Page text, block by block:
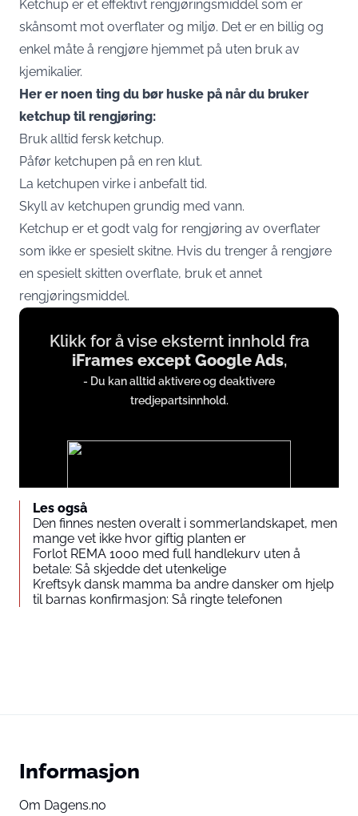
Ketchup er et effektivt rengjøringsmiddel som er
skånsomt mot overflater og miljø. Det er en billig og
enkel måte å rengjøre hjemmet på uten bruk av
kjemikalier.
Her er noen ting du bør huske på når du bruker
ketchup til rengjøring:
Bruk alltid fersk ketchup.
Påfør ketchupen på en ren klut.
La ketchupen virke i anbefalt tid.
Skyll av ketchupen grundig med vann.
Ketchup er et godt valg for rengjøring av overflater
som ikke er spesielt skitne. Hvis du trenger å rengjøre
en spesielt skitten overflate, bruk et annet
rengjøringsmiddel.
Display
contentKlikk for å vise eksternt innhold fra
iFrames except Google Ads,
- Du kan alltid aktivere og deaktivere
tredjepartsinnhold.
Du godtar å vise eksternt tredjepartsinnhold. Personopplysninger
kan bli sendt til leverandøren av innholdet og andre
tredjepartstjenester.
Les også
Den finnes nesten overalt i sommerlandskapet, men
mange vet ikke hvor giftig planten er
Forlot REMA 1000 med full handlekurv uten å
betale: Så skjedde det utenkelige
Kreftsyk dansk mamma ba andre dansker om hjelp
til barnas konfirmasjon: Så ringte telefonen
Informasjon
Om Dagens.no